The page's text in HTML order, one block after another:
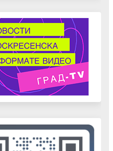
регулирования.
Вниманию
собственников
земельных
участков,
находящихся
границах
пойменного
заказника